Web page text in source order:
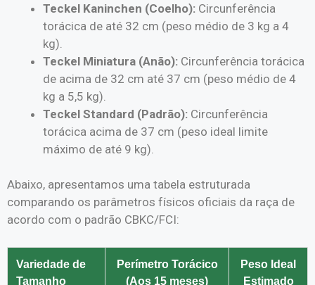
Teckel Kaninchen (Coelho): Circunferência
torácica de até 32 cm (peso médio de 3 kg a 4
kg).
Teckel Miniatura (Anão): Circunferência torácica
de acima de 32 cm até 37 cm (peso médio de 4
kg a 5,5 kg).
Teckel Standard (Padrão): Circunferência
torácica acima de 37 cm (peso ideal limite
máximo de até 9 kg).
Abaixo, apresentamos uma tabela estruturada
comparando os parâmetros físicos oficiais da raça de
acordo com o padrão CBKC/FCI:
Variedade de
Tamanho
Perímetro Torácico
(Aos 15 meses)
Peso Ideal
Estimado